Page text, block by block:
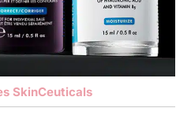
SkinCeuticals